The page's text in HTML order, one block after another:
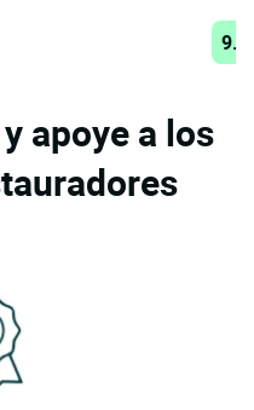
apoye a los